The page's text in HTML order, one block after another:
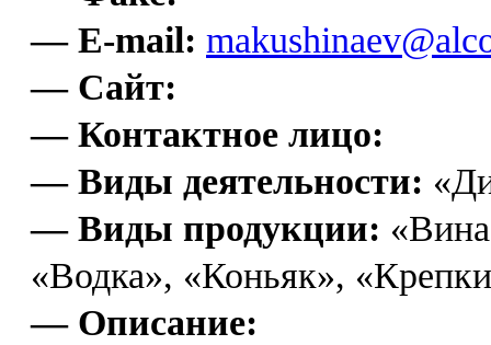
— E-mail:
— Сайт:
— Контактное лицо:
— Виды деятельности:
— Виды продукции:
«Водка», «Коньяк»,
— Описание: